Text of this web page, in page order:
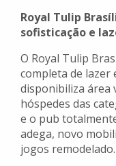
Royal Tulip
sofisticação e
O Royal Tulip
completa de lazer
disponibiliza área
hóspedes das
e o pub
adega, novo
jogos remodelado.